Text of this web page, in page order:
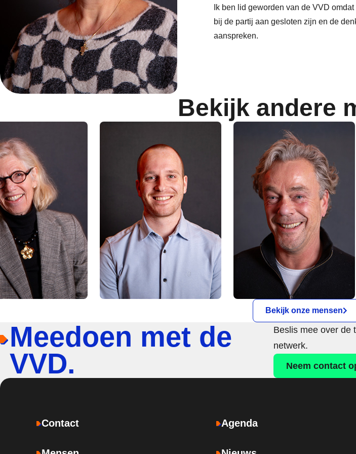
Ik ben lid geworden van de VVD
bij de partij aan gesloten zijn en de
aanspreken.
Bekijk andere
Bekijk onze mensen
Meedoen met de
VVD.
Beslis mee over de
netwerk.
Neem contact
Contact Agenda